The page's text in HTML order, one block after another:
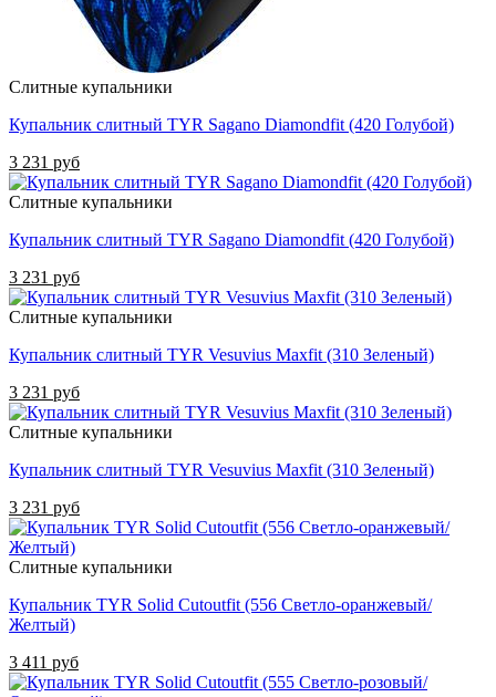
Слитные купальники
Купальник слитный TYR Sagano Diamondfit (420 Голубой)
3 231 руб
Слитные купальники
Купальник слитный TYR Sagano Diamondfit (420 Голубой)
3 231 руб
Слитные купальники
Купальник слитный TYR Vesuvius Maxfit (310 Зеленый)
3 231 руб
Слитные купальники
Купальник слитный TYR Vesuvius Maxfit (310 Зеленый)
3 231 руб
Слитные купальники
Купальник TYR Solid Cutoutfit (556 Светло-оранжевый/
Желтый)
3 411 руб